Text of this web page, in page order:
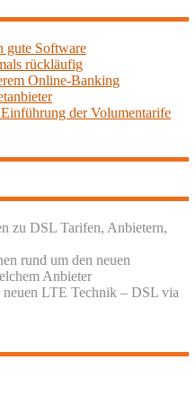
gute Software
rückläufig
Online-Banking
der Volumentarife
zu DSL Tarifen, Anbietern,
rund um den neuen
Anbieter
LTE Technik – DSL via